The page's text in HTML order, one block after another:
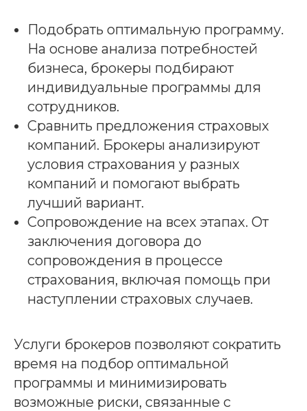
Подобрать оптимальную программу.
На основе анализа потребностей
бизнеса, брокеры подбирают
индивидуальные программы для
сотрудников.
Сравнить предложения страховых
компаний. Брокеры анализируют
условия страхования у разных
компаний и помогают выбрать
лучший вариант.
Сопровождение на всех этапах. От
заключения договора до
сопровождения в процессе
страхования, включая помощь при
наступлении страховых случаев.
Услуги брокеров позволяют сократить
время на подбор оптимальной
программы и минимизировать
возможные риски, связанные с